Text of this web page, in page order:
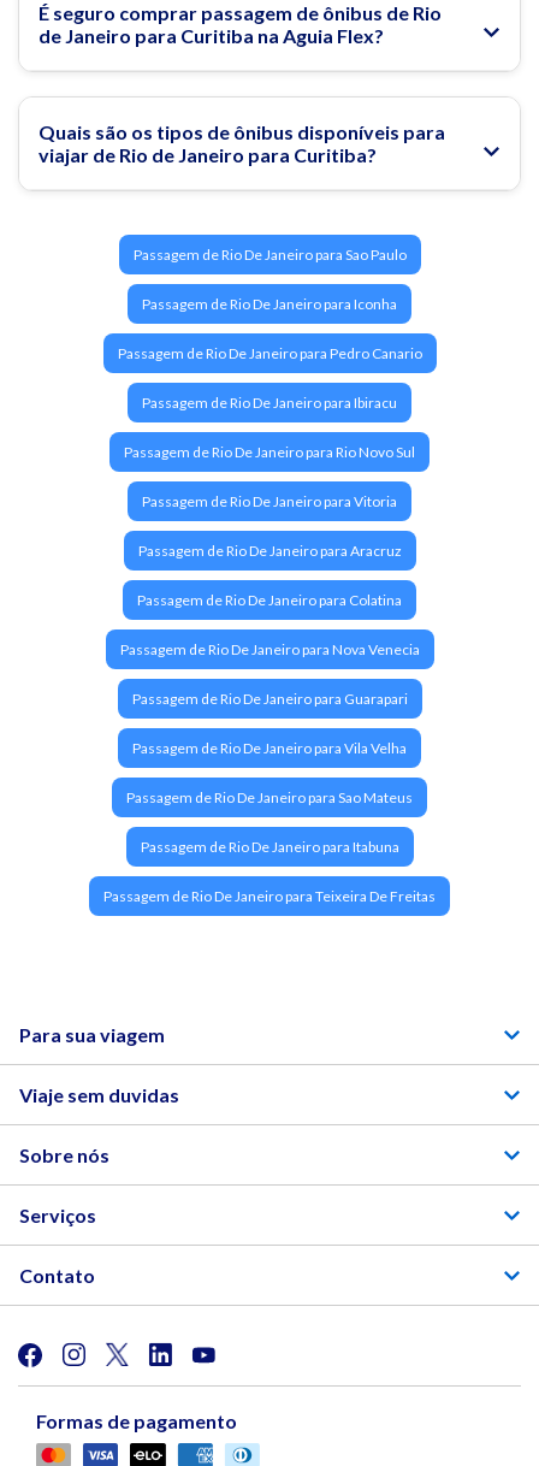
É seguro comprar passagem de ônibus de Rio
de Janeiro para Curitiba na Aguia Flex?
Quais são os tipos de ônibus disponíveis para
viajar de Rio de Janeiro para Curitiba?
Passagem de Rio De Janeiro para Sao Paulo
Passagem de Rio De Janeiro para Iconha
Passagem de Rio De Janeiro para Pedro Canario
Passagem de Rio De Janeiro para Ibiracu
Passagem de Rio De Janeiro para Rio Novo Sul
Passagem de Rio De Janeiro para Vitoria
Passagem de Rio De Janeiro para Aracruz
Passagem de Rio De Janeiro para Colatina
Passagem de Rio De Janeiro para Nova Venecia
Passagem de Rio De Janeiro para Guarapari
Passagem de Rio De Janeiro para Vila Velha
Passagem de Rio De Janeiro para Sao Mateus
Passagem de Rio De Janeiro para Itabuna
Passagem de Rio De Janeiro para Teixeira De Freitas
Para sua viagem
Viaje sem duvidas
Sobre nós
Serviços
Contato
Formas de pagamento